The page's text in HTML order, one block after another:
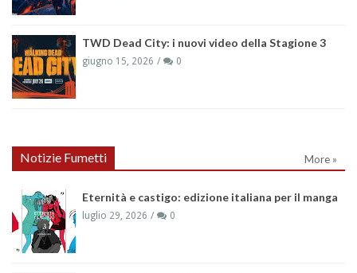
TWD Dead City: i nuovi video della Stagione 3
giugno 15, 2026 0
Notizie Fumetti More »
Eternità e castigo: edizione italiana per il manga
luglio 29, 2026 0